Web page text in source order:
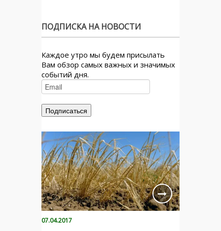
ПОДПИСКА НА НОВОСТИ
Каждое утро мы будем присылать
Вам обзор самых важных и значимых
событий дня.
07.04.2017